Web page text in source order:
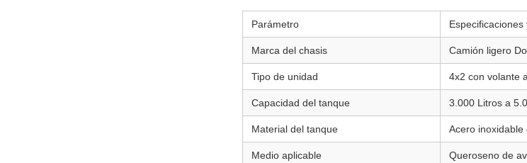
Parámetro
Marca del chasis Camión ligero
Tipo de unidad 4x2 con volante
Capacidad del tanque 3.000 Litros a
Material del tanque Acero
Medio aplicable Queroseno de